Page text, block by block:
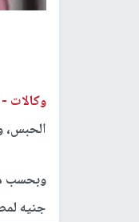
وكالات -
الحبس،
جنيه